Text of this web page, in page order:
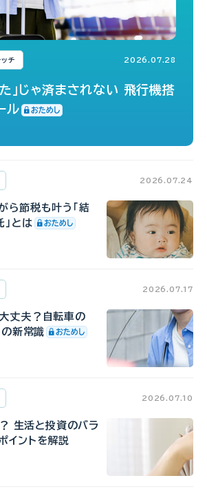
ッチ 2026.07.28
た」じゃ済まされない 飛行機搭
ル
2026.07.24
ら節税も叶う「結
」とは
2026.07.17
丈夫？自転車の
の新常識
2026.07.10
生活と投資のバラ
イントを解説